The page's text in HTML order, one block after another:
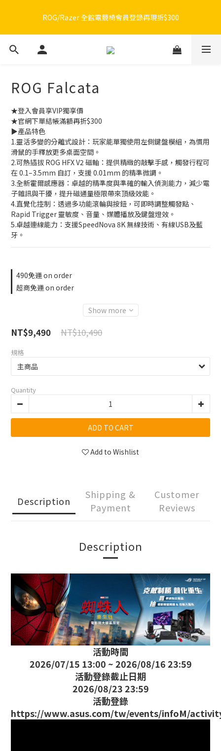
300
🔥品牌限定滿額折🔥ROG周邊滿1500折100 / 2500折200 / 3000折
ROG Falcata
★登入會員享VIP獨享價
★官網下單結帳滿額再折$300
▶️產品特色
1.靈活多變的分離式設計：玩家能單獨使用左側鍵盤模組，為慣用
滑鼠的手釋放更多桌面空間。
2.可熱插拔 ROG HFX V2 磁軸：提供精緻的敲擊手感，觸發行程可
在 0.1–3.5mm 自訂，支援 0.01mm 的精準微調。
3.全新霍爾感應器：卓越的精準度與準確的輸入偵測能力，減少電
子雜訊與干擾，提升磁通量極限帶來頂級效能。
4.直覺化控制：透過多功能滾輪與按鈕，可即時調整觸發點、
Rapid Trigger 靈敏度、音量、媒體播放及鍵盤燈效。
5.卓越連線能力：支援SpeedNova 8K 無線技術、有線USB及藍
牙。
490免運 on order
超商免運 on order
Show more
NT$10,490
NT$9,490
規格
Quantity
ADD TO CART
Add to Wishlist
Description
Shipping &
Payment
Customer
Reviews
Description
活動時間
2026/07/15 13:00 ~ 2026/08/16 23:59
活動登錄截止日期
2026/08/23 23:59
活動登錄
https://www.asus.com/tw/events/infoM/